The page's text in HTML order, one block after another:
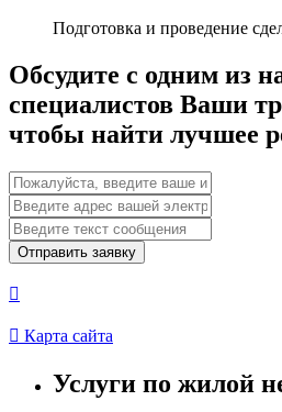
Подготовка и проведение
Обсудите с одним из
специалистов Ваши
чтобы найти лучшее
Отправить заявку

 Карта сайта
Услуги по жилой